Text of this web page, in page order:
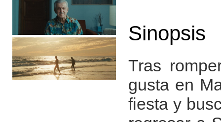
Sinopsis
Tras
gusta en
fiesta y